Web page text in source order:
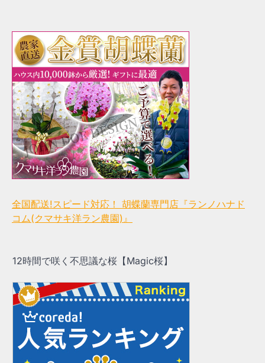
全国配送!スピード対応！ 胡蝶蘭専門店『ランノハナド
コム(クマサキ洋ラン農園)』
12時間で咲く不思議な桜【Magic桜】